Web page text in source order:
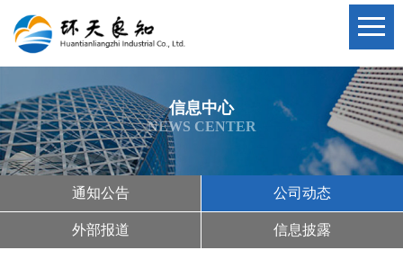
信息中心
NEWS CENTER
通知公告 公司动态
外部报道 信息披露